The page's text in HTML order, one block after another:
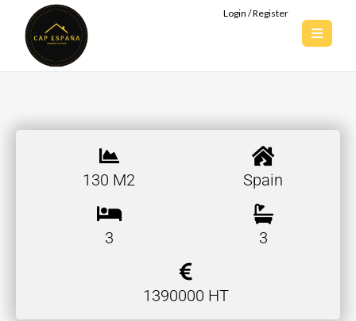
Login / Register
130 M2 Spain
3 3
1390000 HT